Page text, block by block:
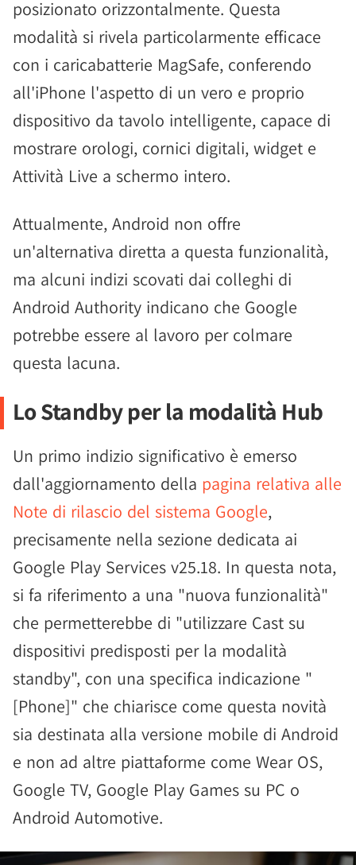
posizionato orizzontalmente. Questa
modalità si rivela particolarmente efficace
con i caricabatterie MagSafe, conferendo
all'iPhone l'aspetto di un vero e proprio
dispositivo da tavolo intelligente, capace di
mostrare orologi, cornici digitali, widget e
Attività Live a schermo intero.
Attualmente, Android non offre
un'alternativa diretta a questa funzionalità,
ma alcuni indizi scovati dai colleghi di
Android Authority indicano che Google
potrebbe essere al lavoro per colmare
questa lacuna.
Lo Standby per la modalità Hub
Un primo indizio significativo è emerso
dall'aggiornamento della pagina relativa alle
Note di rilascio del sistema Google,
precisamente nella sezione dedicata ai
Google Play Services v25.18. In questa nota,
si fa riferimento a una "nuova funzionalità"
che permetterebbe di "utilizzare Cast su
dispositivi predisposti per la modalità
standby", con una specifica indicazione "
[Phone]" che chiarisce come questa novità
sia destinata alla versione mobile di Android
e non ad altre piattaforme come Wear OS,
Google TV, Google Play Games su PC o
Android Automotive.